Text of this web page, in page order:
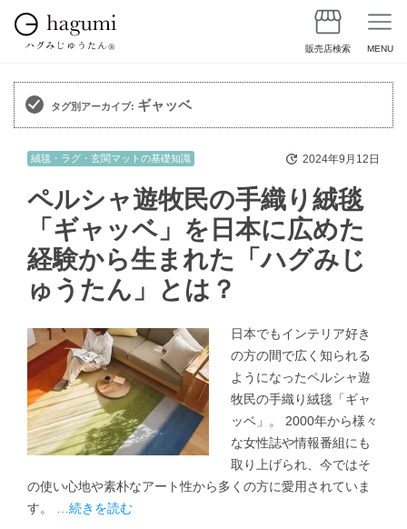
販売店検索 MENU
タグ別アーカイブ: ギャッベ
ペルシャ遊牧民の手織り絨毯
「ギャッベ」を日本に広めた
経験から生まれた「ハグみじ
ゅうたん」とは？
絨毯・ラグ・玄関マットの基礎知識 2024年9月12日
日本でもインテリア好き
の方の間で広く知られる
ようになったペルシャ遊
牧民の手織り絨毯「ギャ
ッベ」。 2000年から様々
な女性誌や情報番組にも
取り上げられ、今ではそ
の使い心地や素朴なアート性から多くの方に愛用されていま
す。
…続きを読む